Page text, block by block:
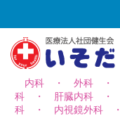
内科 ・ 外科 ・
科 ・ 肝臓内科 ・
科 ・ 内視鏡外科